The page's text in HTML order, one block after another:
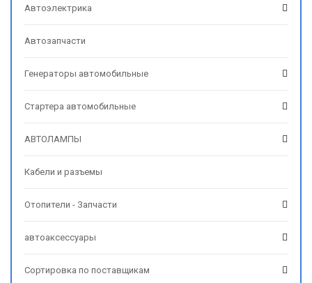
Автоэлектрика
Автозапчасти
Генераторы автомобильные
Стартера автомобильные
АВТОЛАМПЫ
Кабели и разъемы
Отопители - Запчасти
автоаксессуары
Сортировка по поставщикам